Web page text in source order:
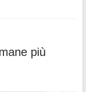
più